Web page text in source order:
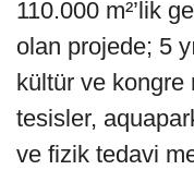
110.000 m²’lik
olan projede; 5
kültür ve
tesisler,
ve fizik tedavi